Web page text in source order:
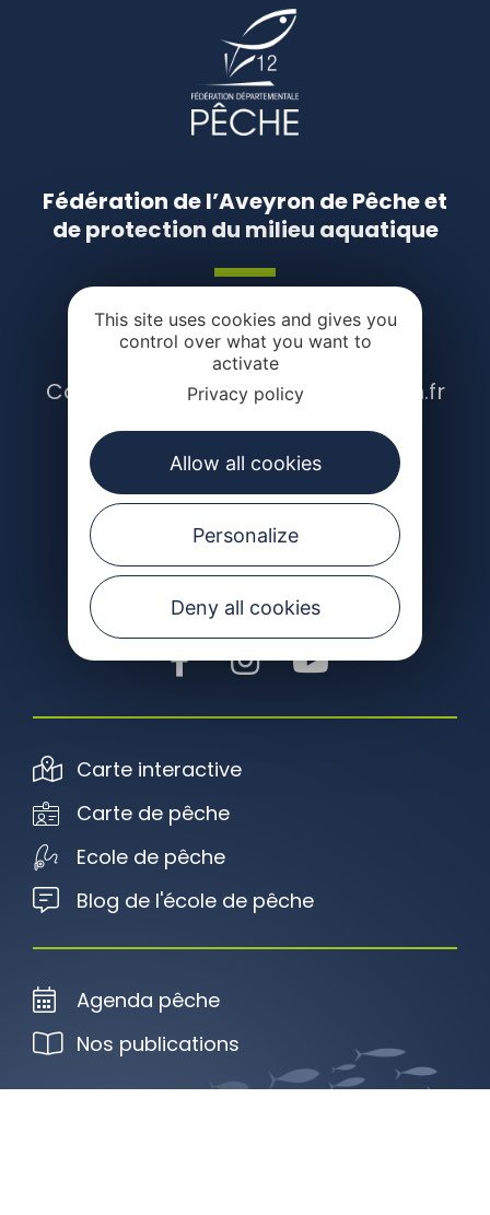
Fédération de l’Aveyron de Pêche et
de protection du milieu aquatique
Moulin de la Gascarie
12000 Rodez
Tél. 05 65 68 41 52
Contact : contact@pecheaveyron.fr
CONTACTEZ-NOUS
Suivez-nous
Carte interactive
Carte de pêche
Ecole de pêche
Blog de l'école de pêche
Agenda pêche
Nos publications
This site uses cookies and gives you
control over what you want to
activate
Privacy policy
Allow all cookies
Personalize
Deny all cookies